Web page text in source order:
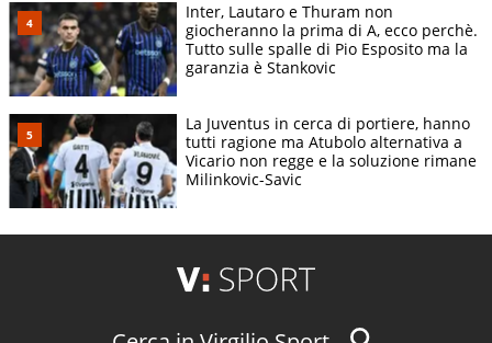
Inter, Lautaro e Thuram non
giocheranno la prima di A, ecco perchè.
Tutto sulle spalle di Pio Esposito ma la
garanzia è Stankovic
La Juventus in cerca di portiere, hanno
tutti ragione ma Atubolo alternativa a
Vicario non regge e la soluzione rimane
Milinkovic-Savic